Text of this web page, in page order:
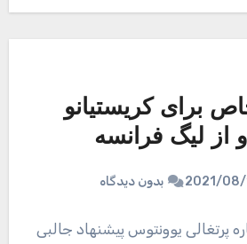
برای کریستیانو
از لیگ فرانسه
2021/08/ بدون دیدگاه
پرتغالی یوونتوس پیشنهاد جالبی